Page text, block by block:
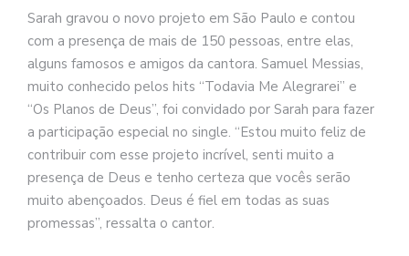
Sarah gravou o novo projeto em São Paulo e contou
com a presença de mais de 150 pessoas, entre elas,
alguns famosos e amigos da cantora. Samuel Messias,
muito conhecido pelos hits “Todavia Me Alegrarei” e
“Os Planos de Deus”, foi convidado por Sarah para fazer
a participação especial no single. “Estou muito feliz de
contribuir com esse projeto incrível, senti muito a
presença de Deus e tenho certeza que vocês serão
muito abençoados. Deus é fiel em todas as suas
promessas”, ressalta o cantor.